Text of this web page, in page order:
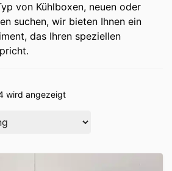
von Kühlboxen, neuen oder
suchen, wir bieten Ihnen ein
das Ihren speziellen
wird angezeigt